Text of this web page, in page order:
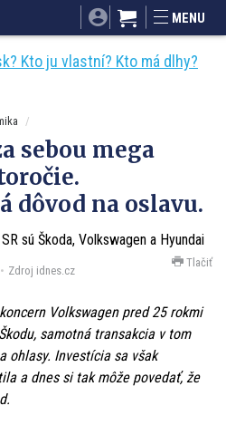
Mnamky-recepty.sk
MENU
Kto ju vlastní? Kto má dlhy?
sebou mega
dôvod na oslavu.
Zdroj idnes.cz
Tlačiť
Volkswagen pred 25 rokmi
samotná transakcia v tom
ohlasy. Investícia sa však
a dnes si tak môže povedať, že